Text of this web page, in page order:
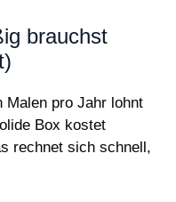
brauchst
Malen pro Jahr lohnt
Box kostet
rechnet sich schnell,